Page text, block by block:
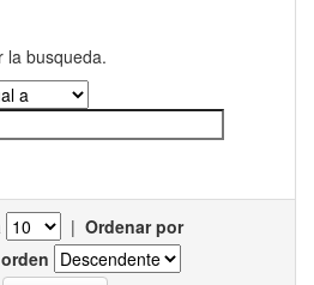
la busqueda.
| Ordenar por